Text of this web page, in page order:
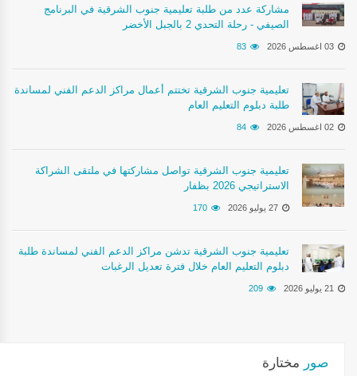
مشاركة عدد من طلبة تعليمية جنوب الشرقية في البرنامج
الصيفي - رحلة التحدي 2 بالجبل الأخضر
03 اغسطس 2026 83
تعليمية جنوب الشرقية تختتم أعمال مراكز الدعم الفني لمساندة
طلبة دبلوم التعليم العام
02 اغسطس 2026 84
تعليمية جنوب الشرقية تواصل مشاركتها في ملتقى الشراكة
الاستراتيجي 2026 بظفار
27 يوليو 2026 170
تعليمية جنوب الشرقية تدشن مراكز الدعم الفني لمساندة طلبة
دبلوم التعليم العام خلال فترة تعديل الرغبات
21 يوليو 2026 209
صور مختارة